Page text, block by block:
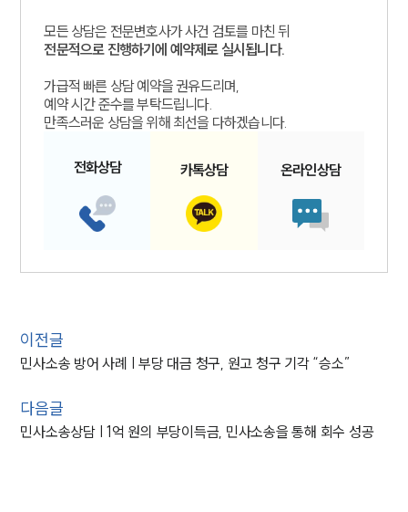
모든 상담은 전문변호사가 사건 검토를 마친 뒤
전문적으로 진행하기에 예약제로 실시됩니다.
가급적 빠른 상담 예약을 권유드리며,
예약 시간 준수를 부탁드립니다.
만족스러운 상담을 위해 최선을 다하겠습니다.
전화상담 카톡상담 온라인상담
이전글
민사소송 방어 사례 | 부당 대금 청구, 원고 청구 기각 “승소”
다음글
민사소송상담 | 1억 원의 부당이득금, 민사소송을 통해 회수 성공